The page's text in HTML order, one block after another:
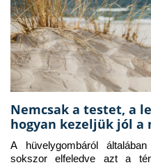
Nemcsak a testet, a
hogyan kezeljük jól a
A hüvelygombáról
sokszor elfeledve azt a